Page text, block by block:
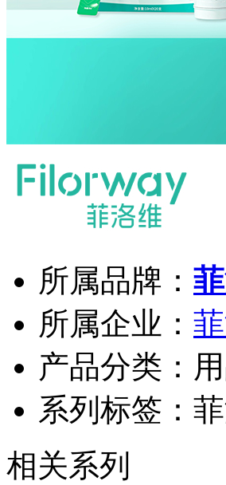
所属品牌：
所属企业：
产品分类：
系列标签：
相关系列